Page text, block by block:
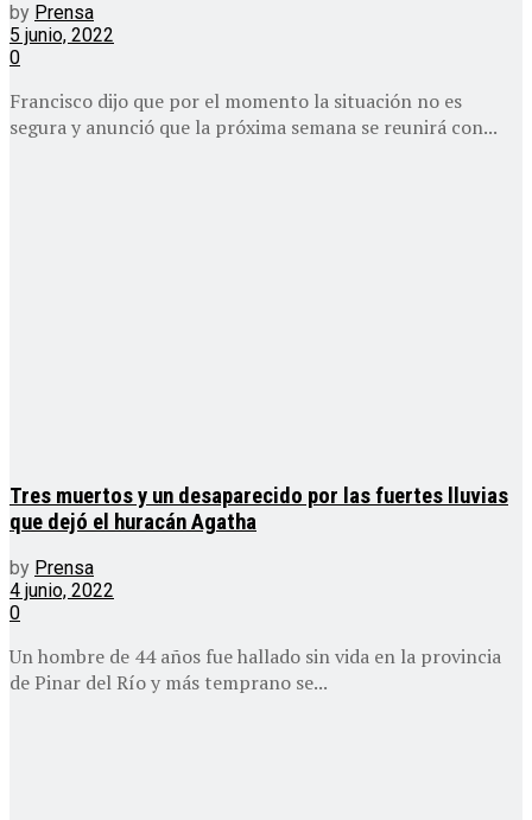
by Prensa
5 junio, 2022
0
Francisco dijo que por el momento la situación no es
segura y anunció que la próxima semana se reunirá con...
Tres muertos y un desaparecido por las fuertes lluvias
que dejó el huracán Agatha
by Prensa
4 junio, 2022
0
Un hombre de 44 años fue hallado sin vida en la provincia
de Pinar del Río y más temprano se...